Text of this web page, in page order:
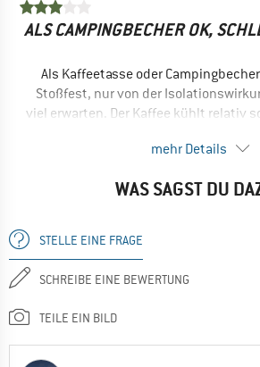
ALS CAMPINGBECHER OK,
Als Kaffeetasse oder
Stoßfest, nur von der
viel erwarten. Der Kaffee kühlt relativ
Ja, ich würde das Produkt
mehr Details
WAS SAGST DU
STELLE EINE FRAGE
SCHREIBE EINE BEWERTUNG
TEILE EIN BILD